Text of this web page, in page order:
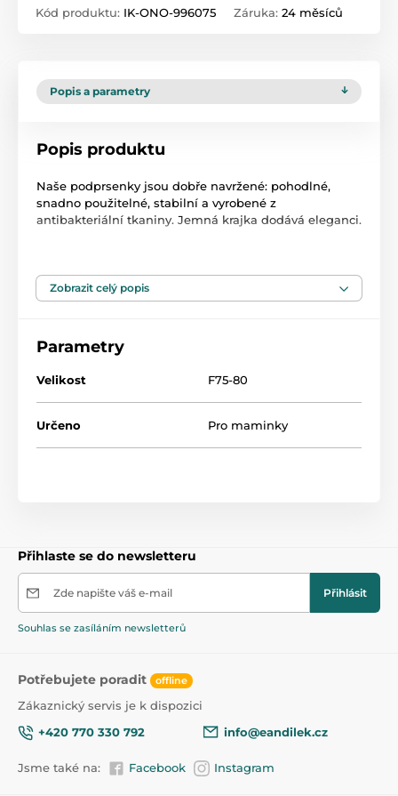
Kód produktu: IK-ONO-996075 Záruka: 24 měsíců
Popis a parametry
Popis produktu
Naše podprsenky jsou dobře navržené: pohodlné,
snadno použitelné, stabilní a vyrobené z
antibakteriální tkaniny. Jemná krajka dodává eleganci.
hypoalergenní
perfektně sedí před i po krmení
odnímatelné košíčky
Materiál: Polyamid 90%, Elastan 10%
Zobrazit celý popis
Parametry
Velikost F75-80
Určeno Pro maminky
Přihlaste se do newsletteru
Zde napište váš e-mail Přihlásit
Souhlas se zasíláním newsletterů
Potřebujete poradit offline
Zákaznický servis je k dispozici
+420 770 330 792
info@eandilek.cz
Jsme také na: Facebook Instagram